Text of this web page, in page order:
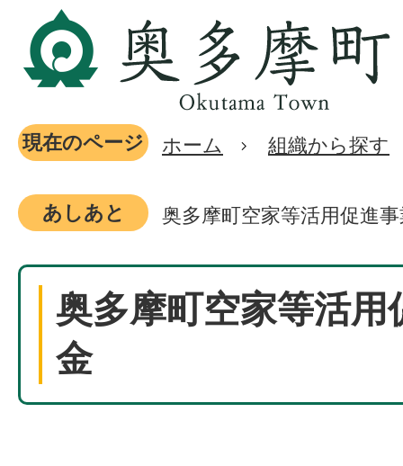
現在のページ ホーム 組織から探す
あしあと 奥多摩町空家等活用促進
奥多摩町空家等活用
金